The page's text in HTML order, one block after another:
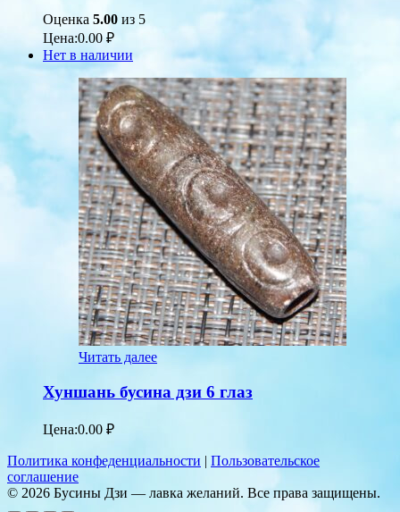
Оценка 5.00 из 5
Цена:0.00 ₽
Нет в наличии
Читать далее
Хуншань бусина дзи 6 глаз
Цена:0.00 ₽
Политика конфеденциальности | Пользовательское
соглашение
© 2026 Бусины Дзи — лавка желаний. Все права защищены.